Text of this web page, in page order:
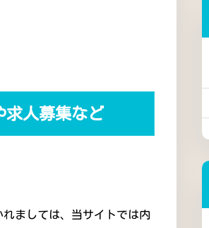
求人募集など
ましては、当サイトでは内